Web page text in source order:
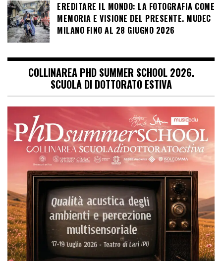
EREDITARE IL MONDO: LA FOTOGRAFIA COME
MEMORIA E VISIONE DEL PRESENTE. MUDEC
MILANO FINO AL 28 GIUGNO 2026
COLLINAREA PHD SUMMER SCHOOL 2026.
SCUOLA DI DOTTORATO ESTIVA